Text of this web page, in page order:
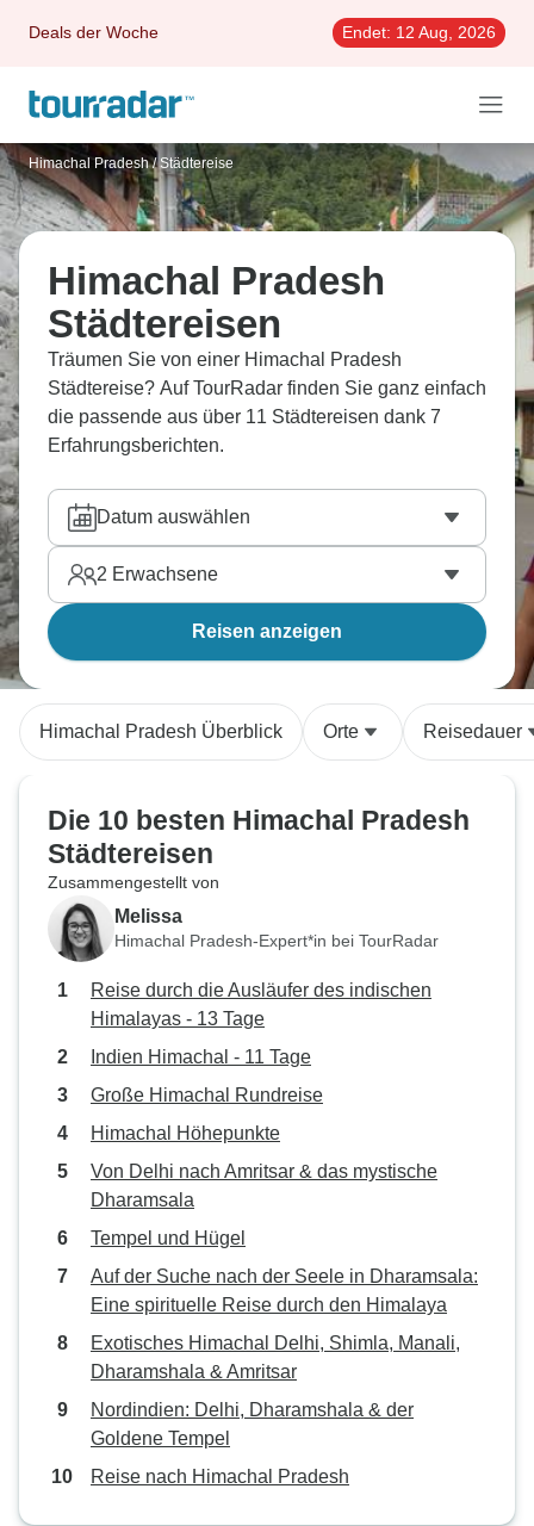
Deals der Woche Endet: 12 Aug, 2026
Himachal Pradesh / Städtereise
Himachal Pradesh
Städtereisen
Träumen Sie von einer Himachal Pradesh
Städtereise? Auf TourRadar finden Sie ganz einfach
die passende aus über 11 Städtereisen dank 7
Erfahrungsberichten.
Datum auswählen
2 Erwachsene
Reisen anzeigen
Himachal Pradesh Überblick Orte Reisedauer
Die 10 besten Himachal Pradesh
Städtereisen
Zusammengestellt von
Melissa
Himachal Pradesh-Expert*in bei TourRadar
Reise durch die Ausläufer des indischen
Himalayas - 13 Tage
Indien Himachal - 11 Tage
Große Himachal Rundreise
Himachal Höhepunkte
Von Delhi nach Amritsar & das mystische
Dharamsala
Tempel und Hügel
Auf der Suche nach der Seele in Dharamsala:
Eine spirituelle Reise durch den Himalaya
Exotisches Himachal Delhi, Shimla, Manali,
Dharamshala & Amritsar
Nordindien: Delhi, Dharamshala & der
Goldene Tempel
Reise nach Himachal Pradesh